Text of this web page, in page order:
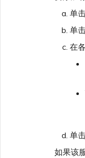
单
单
在
单
如果该